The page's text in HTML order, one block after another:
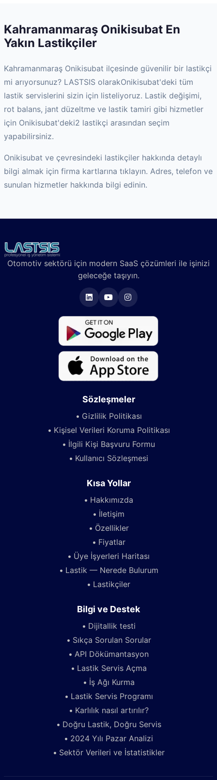
Kahramanmaraş Onikisubat En
Yakın Lastikçiler
Kahramanmaraş Onikisubat ilçesinde güvenilir bir lastikçi
mi arıyorsunuz? LASTSIS olarakOnikisubat'deki tüm
lastik servislerini sizin için listeliyoruz. Lastik değişimi,
rot balans, jant düzeltme ve lastik tamiri gibi hizmetler
için Onikisubat'deki2 lastikçi arasından seçim
yapabilirsiniz.
Onikisubat ve çevresindeki lastikçiler hakkında detaylı
bilgi almak için firma kartlarına tıklayın. Adres, telefon ve
sunulan hizmetler hakkında bilgi edinin.
Otomotiv sektörü için modern SaaS çözümleri ile işinizi
geleceğe taşıyın.
Sözleşmeler
Gizlilik Politikası
Kişisel Verileri Koruma Politikası
İlgili Kişi Başvuru Formu
Kullanıcı Sözleşmesi
Kısa Yollar
Hakkımızda
İletişim
Özellikler
Fiyatlar
Üye İşyerleri Haritası
Lastik — Nerede Bulurum
Lastikçiler
Bilgi ve Destek
Dijitallik testi
Sıkça Sorulan Sorular
API Dökümantasyon
Lastik Servis Açma
İş Ağı Kurma
Lastik Servis Programı
Karlılık nasıl artırılır?
Doğru Lastik, Doğru Servis
2024 Yılı Pazar Analizi
Sektör Verileri ve İstatistikler